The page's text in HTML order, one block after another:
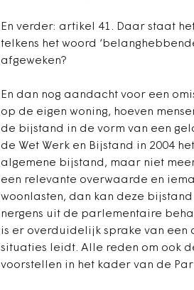
En verder: artikel 41. Daar staat
telkens het woord
afgeweken?
En dan nog aandacht voor een
op de eigen woning, hoeven
de bijstand in de vorm van een
de Wet Werk en Bijstand in 2004
algemene bijstand, maar niet
een relevante overwaarde en
woonlasten, dan kan deze
nergens uit de parlementaire
is er overduidelijk sprake van een
situaties leidt. Alle reden om ook
voorstellen in het kader van de